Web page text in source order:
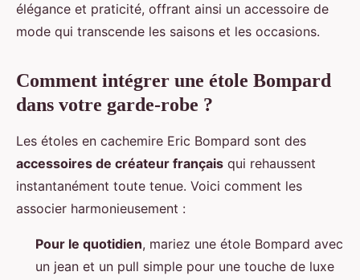
élégance et praticité, offrant ainsi un accessoire de
mode qui transcende les saisons et les occasions.
Comment intégrer une étole Bompard
dans votre garde-robe ?
Les étoles en cachemire Eric Bompard sont des
accessoires de créateur français qui rehaussent
instantanément toute tenue. Voici comment les
associer harmonieusement :
Pour le quotidien, mariez une étole Bompard avec
un jean et un pull simple pour une touche de luxe